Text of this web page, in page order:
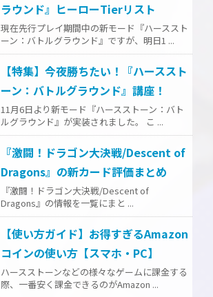
ラウンド』ヒーローTierリスト
現在先行プレイ期間中の新モード『ハーススト
ーン：バトルグラウンド』ですが、明日1 ...
【特集】今夜勝ちたい！『ハーススト
ーン：バトルグラウンド』講座！
11月6日より新モード『ハースストーン：バト
ルグラウンド』が実装されました。 こ ...
『激闘！ドラゴン大決戦/Descent of
Dragons』の新カード評価まとめ
『激闘！ドラゴン大決戦/Descent of
Dragons』の情報を一覧にまと ...
【使い方ガイド】お得すぎるAmazon
コインの使い方【スマホ・PC】
ハースストーンなどの様々なゲームに課金する
際、一番安く課金できるのがAmazon ...